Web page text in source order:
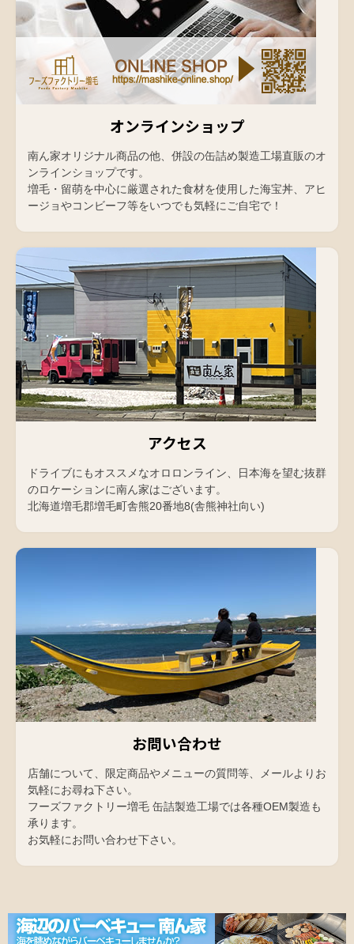
オンラインショップ
南ん家オリジナル商品の他、併設の缶詰め製造工場直販のオ
ンラインショップです。
増毛・留萌を中心に厳選された食材を使用した海宝丼、アヒ
ージョやコンビーフ等をいつでも気軽にご自宅で！
アクセス
ドライブにもオススメなオロロンライン、日本海を望む抜群
のロケーションに南ん家はございます。
北海道増毛郡増毛町舎熊20番地8(舎熊神社向い)
お問い合わせ
店舗について、限定商品やメニューの質問等、メールよりお
気軽にお尋ね下さい。
フーズファクトリー増毛 缶詰製造工場では各種OEM製造も
承ります。
お気軽にお問い合わせ下さい。